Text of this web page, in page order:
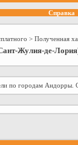
Справка
> Полученная
Жулия-де-
по городам Андорры.